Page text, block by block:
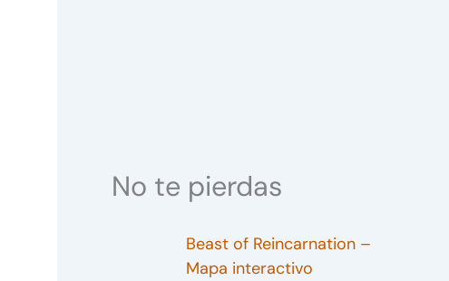
No te pierdas
Beast of Reincarnation –
Mapa interactivo